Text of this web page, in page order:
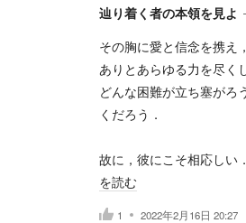
辿り着く者の本領を見よ
その胸に愛と信念を携え
ありとあらゆる力を尽く
どんな困難が立ち塞がろ
くだろう．
故に，彼にこそ相応し
を読む
1 2022年2月16日 20:27